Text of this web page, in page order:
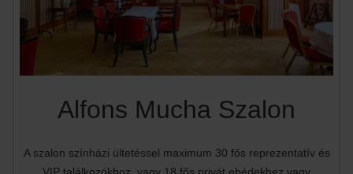
Alfons Mucha Szalon
A szalon színházi ültetéssel maximum 30 fős reprezentatív és